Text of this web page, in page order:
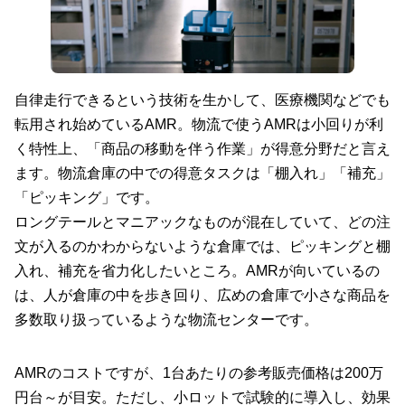
自律走行できるという技術を生かして、医療機関などでも
転用され始めているAMR。物流で使うAMRは小回りが利
く特性上、「商品の移動を伴う作業」が得意分野だと言え
ます。物流倉庫の中での得意タスクは「棚入れ」「補充」
「ピッキング」です。
ロングテールとマニアックなものが混在していて、どの注
文が入るのかわからないような倉庫では、ピッキングと棚
入れ、補充を省力化したいところ。AMRが向いているの
は、人が倉庫の中を歩き回り、広めの倉庫で小さな商品を
多数取り扱っているような物流センターです。
AMRのコストですが、1台あたりの参考販売価格は200万
円台～が目安。ただし、小ロットで試験的に導入し、効果